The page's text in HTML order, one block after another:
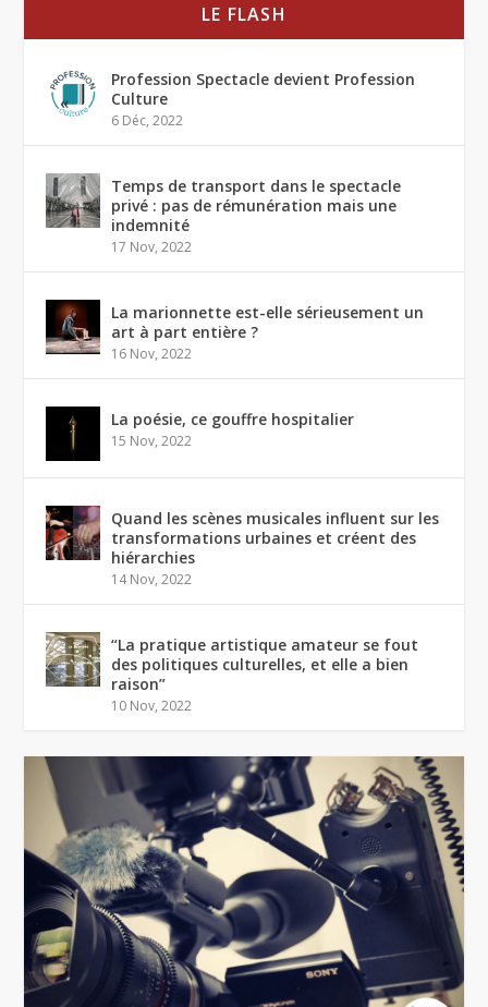
LE FLASH
Profession Spectacle devient Profession
Culture
6 Déc, 2022
Temps de transport dans le spectacle
privé : pas de rémunération mais une
indemnité
17 Nov, 2022
La marionnette est-elle sérieusement un
art à part entière ?
16 Nov, 2022
La poésie, ce gouffre hospitalier
15 Nov, 2022
Quand les scènes musicales influent sur les
transformations urbaines et créent des
hiérarchies
14 Nov, 2022
“La pratique artistique amateur se fout
des politiques culturelles, et elle a bien
raison”
10 Nov, 2022